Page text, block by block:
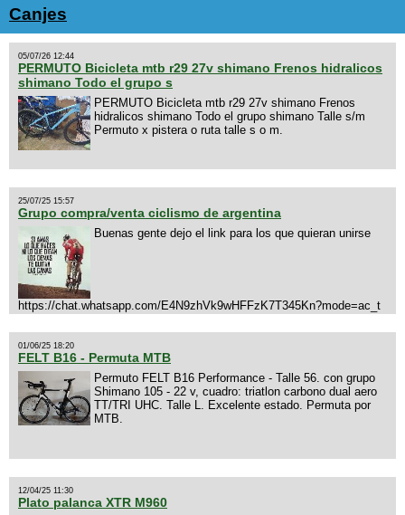
Canjes
05/07/26 12:44
PERMUTO Bicicleta mtb r29 27v shimano Frenos hidralicos
shimano Todo el grupo s
PERMUTO Bicicleta mtb r29 27v shimano Frenos
hidralicos shimano Todo el grupo shimano Talle s/m
Permuto x pistera o ruta talle s o m.
25/07/25 15:57
Grupo compra/venta ciclismo de argentina
Buenas gente dejo el link para los que quieran unirse
https://chat.whatsapp.com/E4N9zhVk9wHFFzK7T345Kn?mode=ac_t
01/06/25 18:20
FELT B16 - Permuta MTB
Permuto FELT B16 Performance - Talle 56. con grupo
Shimano 105 - 22 v, cuadro: triatlon carbono dual aero
TT/TRI UHC. Talle L. Excelente estado. Permuta por
MTB.
12/04/25 11:30
Plato palanca XTR M960